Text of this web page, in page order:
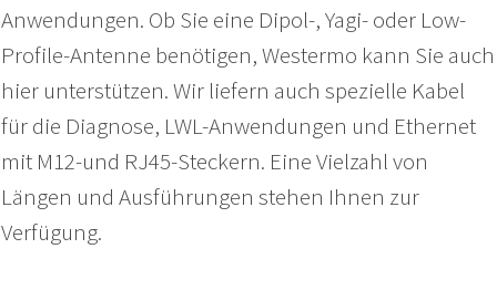
Anwendungen. Ob Sie eine Dipol-, Yagi- oder Low-
Profile-Antenne benötigen, Westermo kann Sie auch
hier unterstützen. Wir liefern auch spezielle Kabel
für die Diagnose, LWL-Anwendungen und Ethernet
mit M12-und RJ45-Steckern. Eine Vielzahl von
Längen und Ausführungen stehen Ihnen zur
Verfügung.